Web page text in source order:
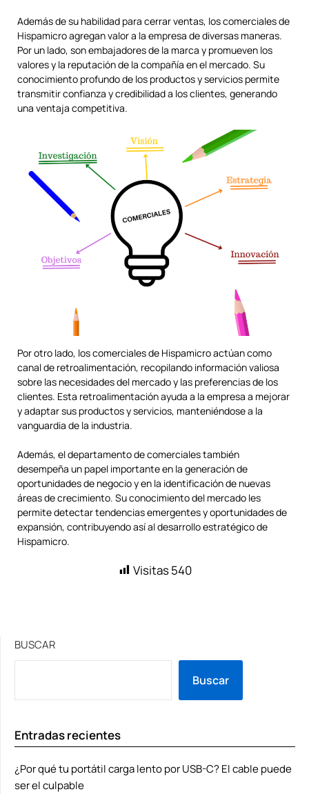
Además de su habilidad para cerrar ventas, los comerciales de
Hispamicro agregan valor a la empresa de diversas maneras.
Por un lado, son embajadores de la marca y promueven los
valores y la reputación de la compañía en el mercado. Su
conocimiento profundo de los productos y servicios permite
transmitir confianza y credibilidad a los clientes, generando
una ventaja competitiva.
Por otro lado, los comerciales de Hispamicro actúan como
canal de retroalimentación, recopilando información valiosa
sobre las necesidades del mercado y las preferencias de los
clientes. Esta retroalimentación ayuda a la empresa a mejorar
y adaptar sus productos y servicios, manteniéndose a la
vanguardia de la industria.
Además, el departamento de comerciales también
desempeña un papel importante en la generación de
oportunidades de negocio y en la identificación de nuevas
áreas de crecimiento. Su conocimiento del mercado les
permite detectar tendencias emergentes y oportunidades de
expansión, contribuyendo así al desarrollo estratégico de
Hispamicro.
Visitas540
BUSCAR
Buscar
Entradas recientes
¿Por qué tu portátil carga lento por USB-C? El cable puede
ser el culpable